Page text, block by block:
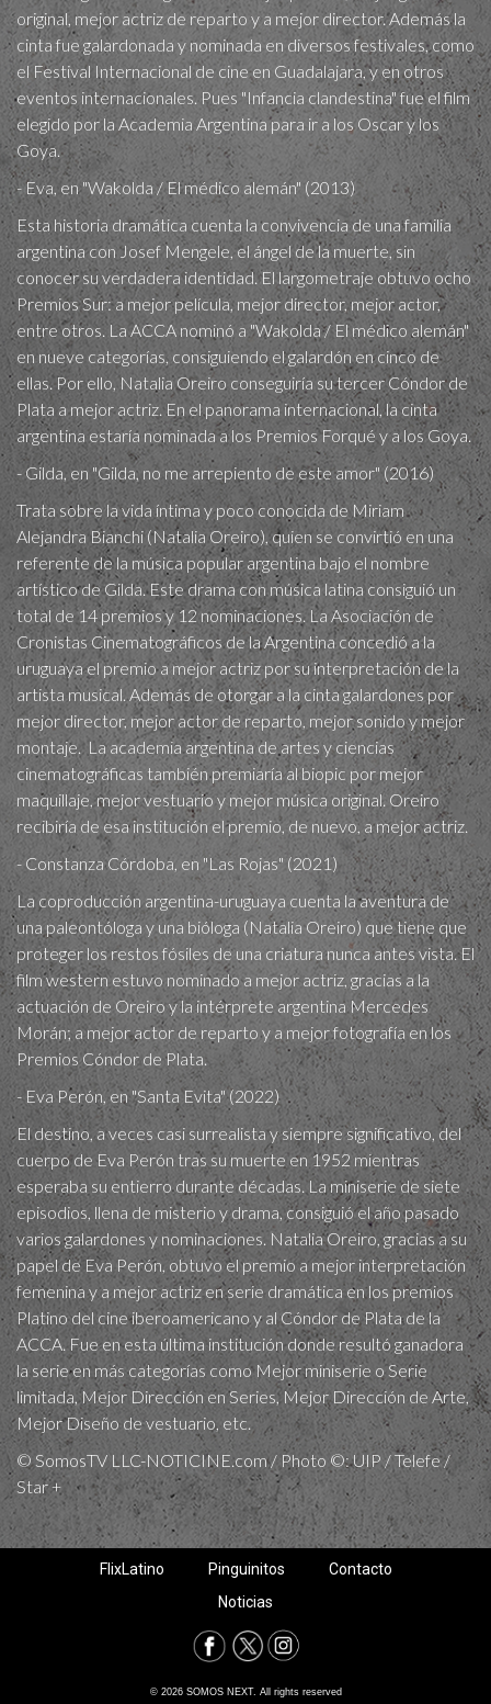
original, mejor actriz de reparto y a mejor director. Además la
cinta fue galardonada y nominada en diversos festivales, como
el Festival Internacional de cine en Guadalajara, y en otros
eventos internacionales. Pues "Infancia clandestina" fue el film
elegido por la Academia Argentina para ir a los Oscar y los
Goya.
- Eva, en "Wakolda / El médico alemán" (2013)
Esta historia dramática cuenta la convivencia de una familia
argentina con Josef Mengele, el ángel de la muerte, sin
conocer su verdadera identidad. El largometraje obtuvo ocho
Premios Sur: a mejor película, mejor director, mejor actor,
entre otros. La ACCA nominó a "Wakolda / El médico alemán"
en nueve categorías, consiguiendo el galardón en cinco de
ellas. Por ello, Natalia Oreiro conseguiría su tercer Cóndor de
Plata a mejor actriz. En el panorama internacional, la cinta
argentina estaría nominada a los Premios Forqué y a los Goya.
- Gilda, en "Gilda, no me arrepiento de este amor" (2016)
Trata sobre la vida íntima y poco conocida de Miriam
Alejandra Bianchi (Natalia Oreiro), quien se convirtió en una
referente de la música popular argentina bajo el nombre
artístico de Gilda. Este drama con música latina consiguió un
total de 14 premios y 12 nominaciones. La Asociación de
Cronistas Cinematográficos de la Argentina concedió a la
uruguaya el premio a mejor actriz por su interpretación de la
artista musical. Además de otorgar a la cinta galardones por
mejor director, mejor actor de reparto, mejor sonido y mejor
montaje. La academia argentina de artes y ciencias
cinematográficas también premiaría al biopic por mejor
maquillaje, mejor vestuario y mejor música original. Oreiro
recibiría de esa institución el premio, de nuevo, a mejor actriz.
- Constanza Córdoba, en "Las Rojas" (2021)
La coproducción argentina-uruguaya cuenta la aventura de
una paleontóloga y una bióloga (Natalia Oreiro) que tiene que
proteger los restos fósiles de una criatura nunca antes vista. El
film western estuvo nominado a mejor actriz, gracias a la
actuación de Oreiro y la intérprete argentina Mercedes
Morán; a mejor actor de reparto y a mejor fotografía en los
Premios Cóndor de Plata.
- Eva Perón, en "Santa Evita" (2022)
El destino, a veces casi surrealista y siempre significativo, del
cuerpo de Eva Perón tras su muerte en 1952 mientras
esperaba su entierro durante décadas. La miniserie de siete
episodios, llena de misterio y drama, consiguió el año pasado
varios galardones y nominaciones. Natalia Oreiro, gracias a su
papel de Eva Perón, obtuvo el premio a mejor interpretación
femenina y a mejor actriz en serie dramática en los premios
Platino del cine iberoamericano y al Cóndor de Plata de la
ACCA. Fue en esta última institución donde resultó ganadora
la serie en más categorías como Mejor miniserie o Serie
limitada, Mejor Dirección en Series, Mejor Dirección de Arte,
Mejor Diseño de vestuario, etc.
© SomosTV LLC-NOTICINE.com / Photo ©: UIP / Telefe /
Star +
FlixLatino Pinguinitos
Contacto
Noticias
© 2026 SOMOS NEXT. All rights reserved